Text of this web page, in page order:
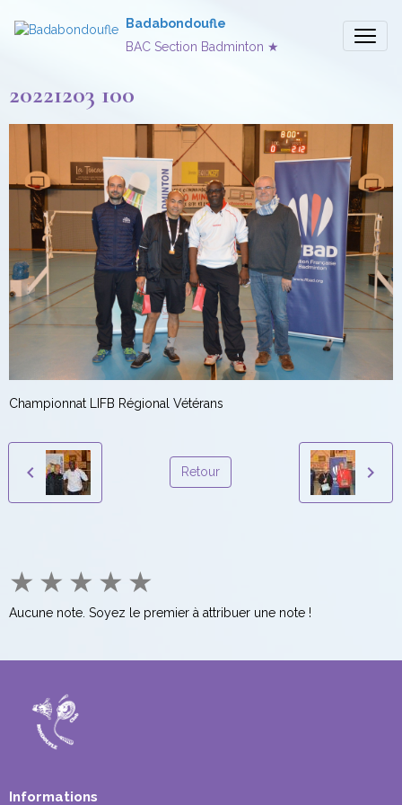
Badabondoufle
BAC Section Badminton ★
20221203 100
Championnat LIFB Régional Vétérans
Retour
★ ★ ★ ★ ★
Aucune note. Soyez le premier à attribuer une note !
Informations